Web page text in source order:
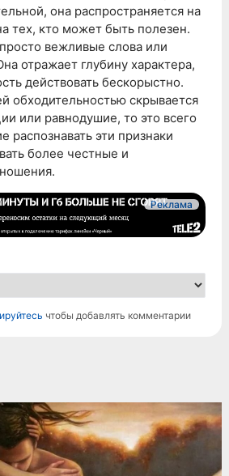
она распространяется на
тех, кто может быть полезен.
вежливые слова или
отражает глубину характера,
действовать бескорыстно.
обходительностью скрывается
или равнодушие, то это всего
распознавать эти признаки
более честные и
Реклама
чтобы добавлять комментарии